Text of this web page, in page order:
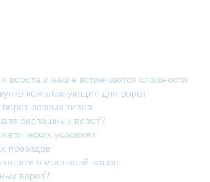
ворота и какие встречаются сложности
комплектующих для ворот
разных типов
распашных ворот?
условиях
проездов
в масляной ванне
ворот?